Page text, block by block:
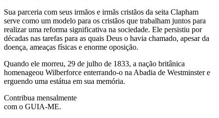
Sua parceria com seus irmãos e irmãs cristãos da seita Clapham
serve como um modelo para os cristãos que trabalham juntos para
realizar uma reforma significativa na sociedade. Ele persistiu por
décadas nas tarefas para as quais Deus o havia chamado, apesar da
doença, ameaças físicas e enorme oposição.
Quando ele morreu, 29 de julho de 1833, a nação britânica
homenageou Wilberforce enterrando-o na Abadia de Westminster e
erguendo uma estátua em sua memória.
Contribua mensalmente
com o GUIA-ME.